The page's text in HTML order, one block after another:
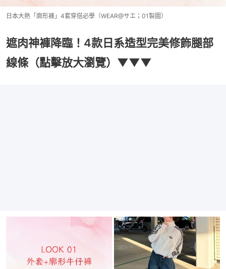
日本大熱「廓形褲」4套穿搭必學（WEAR@サエ；01製圖）
遮肉神褲降臨！4款日系造型完美修飾腿部
線條（點擊放大瀏覽）▼▼▼